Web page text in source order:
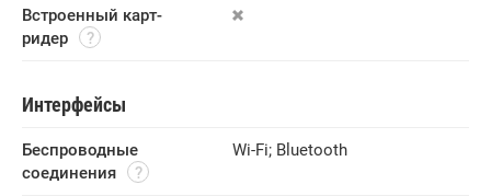
Встроенный карт-
ридер
Интерфейсы
Беспроводные
соединения
Wi-Fi; Bluetooth